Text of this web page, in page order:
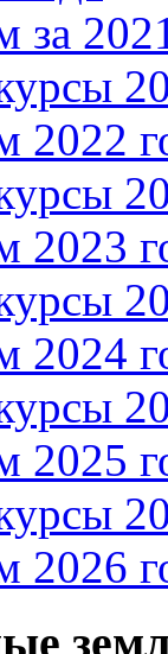
за
2022
2023
2024
2025
2026